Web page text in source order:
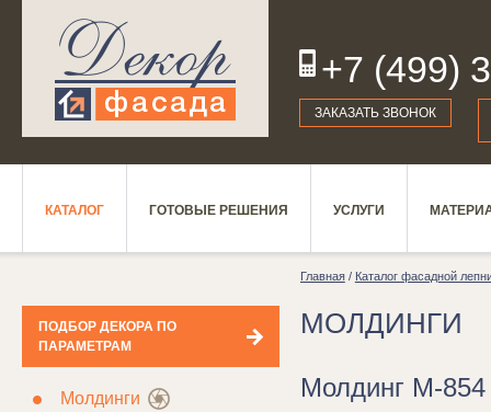
+7 (499)
19
ЗАКАЗАТЬ ЗВОНОК
КАТАЛОГ ГОТОВЫЕ РЕШЕНИЯ УСЛУГИ
ПОДБОР ДЕКОРА ПО
ПАРАМЕТРАМ
Молдинги
Главная/ Каталог фасадной
МОЛДИНГИ
Молдинг М-